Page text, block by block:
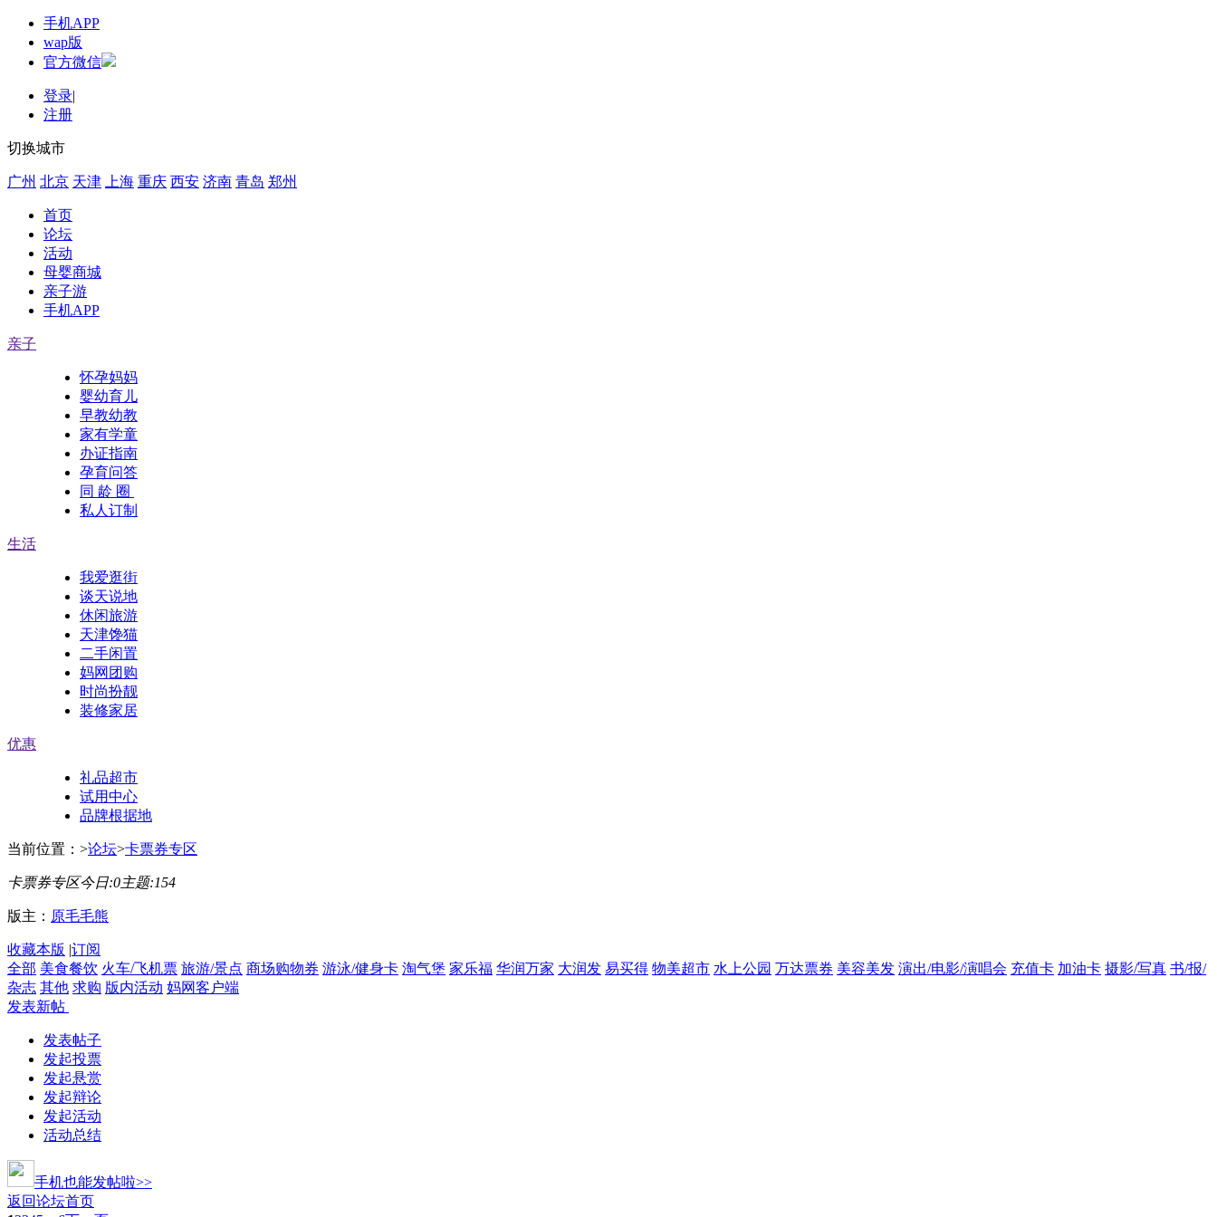
手机APP
wap版
官方微信
登录|
注册
切换城市
广州 北京 天津 上海 重庆 西安 济南 青岛 郑州
首页
论坛
活动
母婴商城
亲子游
手机APP
亲子
怀孕妈妈
婴幼育儿
早教幼教
家有学童
办证指南
孕育问答
同 龄 圈
私人订制
生活
我爱逛街
谈天说地
休闲旅游
天津馋猫
二手闲置
妈网团购
时尚扮靓
装修家居
优惠
礼品超市
试用中心
品牌根据地
当前位置： >论坛>卡票券专区
卡票券专区今日:0主题:154
版主： 原毛毛熊
收藏本版 |订阅
全部 美食餐饮 火车/飞机票 旅游/景点 商场购物券 游泳/健身卡 淘气堡 家乐福 华润万家 大润发 易买得 物美超市 水上公园 万达票券 美容美发 演出/电影/演唱会 充值卡 加油卡 摄影/写真 书/报/
杂志 其他 求购 版内活动 妈网客户端
发表新帖
发表帖子
发起投票
发起悬赏
发起辩论
发起活动
活动总结
手机也能发帖啦>>
返回论坛首页